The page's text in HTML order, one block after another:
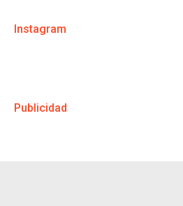
Instagram
Publicidad